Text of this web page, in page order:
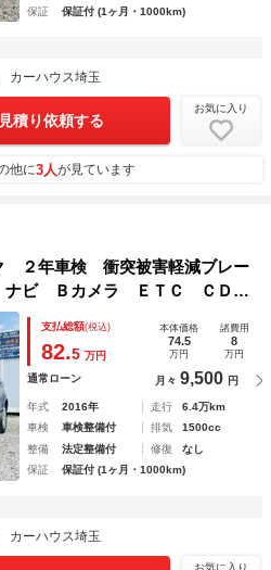
保証
保証付 (1ヶ月・1000km)
カーハウス埼玉
積り依頼する
お気に入り
他に3人が見ています
２年車検 衝突被害軽減ブレー
ナビ Ｂカメラ ＥＴＣ ＣＤ
ペアキー Ｐスタート オー
ウィンカー Ｆランプ ＬＥＤラ
支払総額(税込)
82.5 万円
本体価格
74.5
万円
諸費用
8
万円
通常ローン 月々 9,500 円
年式 2016年 走行
6.4万km
車検
車検整備付 排気
1500cc
整備
法定整備付 修復
なし
保証
保証付 (1ヶ月・1000km)
カーハウス埼玉
お気に入り